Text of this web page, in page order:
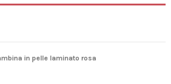
in pelle laminato rosa